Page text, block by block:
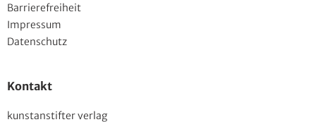
Barrierefreiheit
Impressum
Datenschutz
Kontakt
kunstanstifter verlag